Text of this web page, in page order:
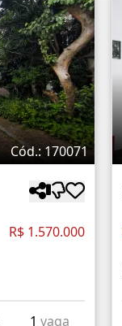
Cód.: 170071
R$ 1.570.000
1vaga